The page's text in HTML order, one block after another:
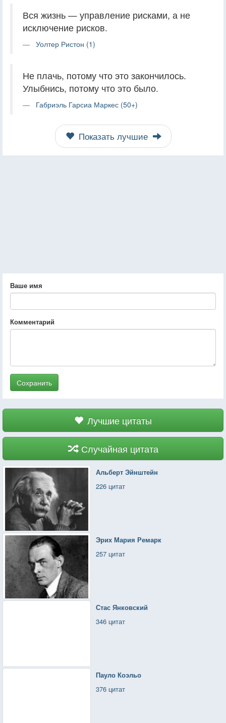
Вся жизнь — управление рисками, а не
исключение рисков.
Уолтер Ристон (1)
Не плачь, потому что это закончилось.
Улыбнись, потому что это было.
Габриэль Гарсиа Маркес (50+)
Показать лучшие
Ваше имя
Комментарий
Сохранить
Лучшие цитаты
Случайная цитата
Альберт Эйнштейн
226 цитат
Эрих Мария Ремарк
257 цитат
Стас Янковский
346 цитат
Пауло Коэльо
376 цитат